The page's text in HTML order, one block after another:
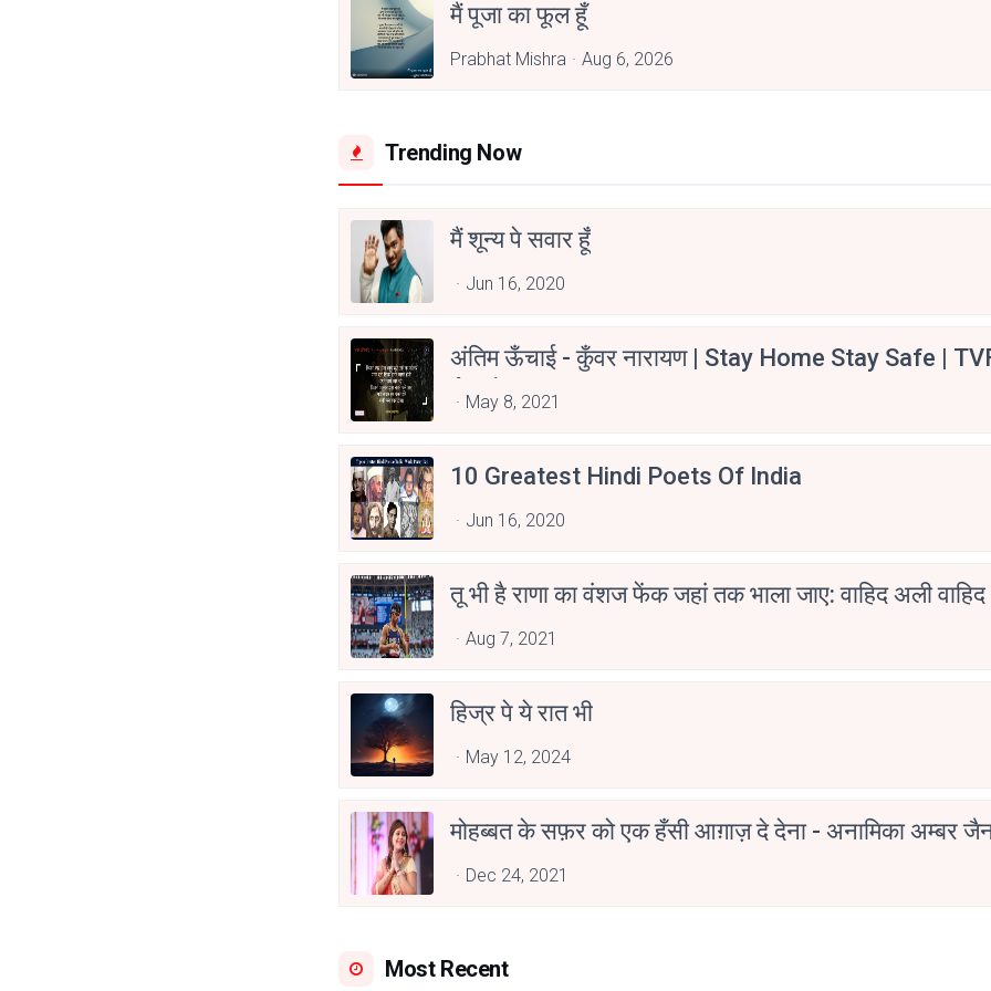
मैं पूजा का फूल हूँ
Prabhat Mishra Aug 6, 2026
Trending Now
मैं शून्य पे सवार हूँ
Jun 16, 2020
अंतिम ऊँचाई - कुँवर नारायण | Stay Home Stay Safe |
Aspirants
May 8, 2021
10 Greatest Hindi Poets Of India
Jun 16, 2020
तू भी है राणा का वंशज फेंक जहां तक भाला जाए: वाहिद अली वाहिद
Aug 7, 2021
हिज्र पे ये रात भी
May 12, 2024
मोहब्बत के सफ़र को एक हँसी आग़ाज़ दे देना - अनामिका अम्बर
Dec 24, 2021
Most Recent